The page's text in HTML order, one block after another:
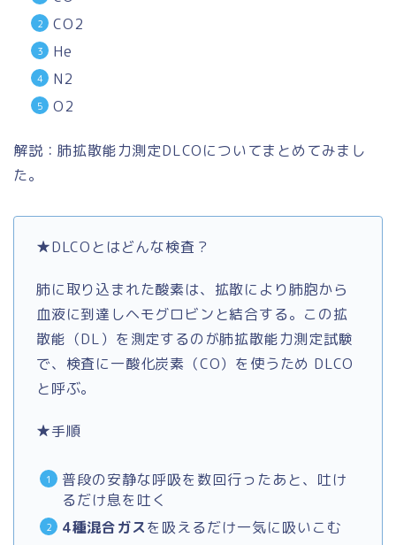
CO2
He
N2
O2
解説：肺拡散能力測定DLCOについてまとめてみまし
た。
★DLCOとはどんな検査？
肺に取り込まれた酸素は、拡散により肺胞から
血液に到達しヘモグロビンと結合する。この拡
散能（DL）を測定するのが肺拡散能力測定試験
で、検査に一酸化炭素（CO）を使うため DLCO
と呼ぶ。
★手順
普段の安静な呼吸を数回行ったあと、吐け
るだけ息を吐く
4種混合ガスを吸えるだけ一気に吸いこむ